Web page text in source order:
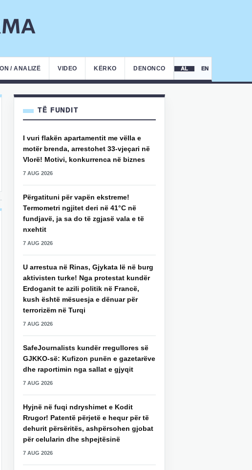
/ ANALIZË VIDEO KËRKO DENONCO AL EN
TË FUNDIT
I vuri flakën apartamentit me vëlla e
motër brenda, arrestohet 33-vjeçari në
Vlorë! Motivi, konkurrenca në biznes
7 AUG 2026
Përgatituni për vapën ekstreme!
Termometri ngjitet deri në 41°C në
fundjavë, ja sa do të zgjasë vala e të
nxehtit
7 AUG 2026
U arrestua në Rinas, Gjykata lë në burg
aktivisten turke! Nga protestat kundër
Erdoganit te azili politik në Francë,
kush është mësuesja e dënuar për
terrorizëm në Turqi
7 AUG 2026
SafeJournalists kundër rregullores së
GJKKO-së: Kufizon punën e gazetarëve
dhe raportimin nga sallat e gjyqit
7 AUG 2026
Hyjnë në fuqi ndryshimet e Kodit
Rrugor! Patentë përjetë e hequr për të
dehurit përsëritës, ashpërsohen gjobat
për celularin dhe shpejtësinë
7 AUG 2026